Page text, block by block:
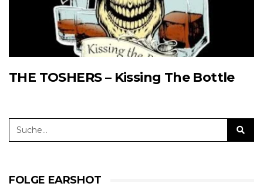
THE TOSHERS – Kissing The Bottle
FOLGE EARSHOT